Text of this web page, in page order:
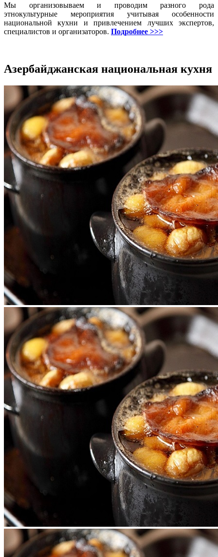
Мы организовываем и проводим разного рода
этнокультурные мероприятия учитывая особенности
национальной кухни и привлечением лучших экспертов,
специалистов и организаторов. Подробнее >>>
Азербайджанская национальная кухня